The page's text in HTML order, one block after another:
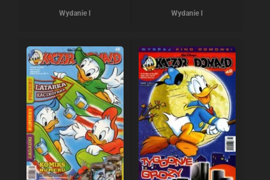
Wydanie I Wydanie I